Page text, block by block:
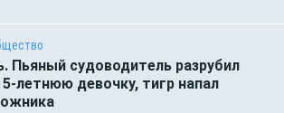
Пьяный судоводитель разрубил
летнюю девочку, тигр напал